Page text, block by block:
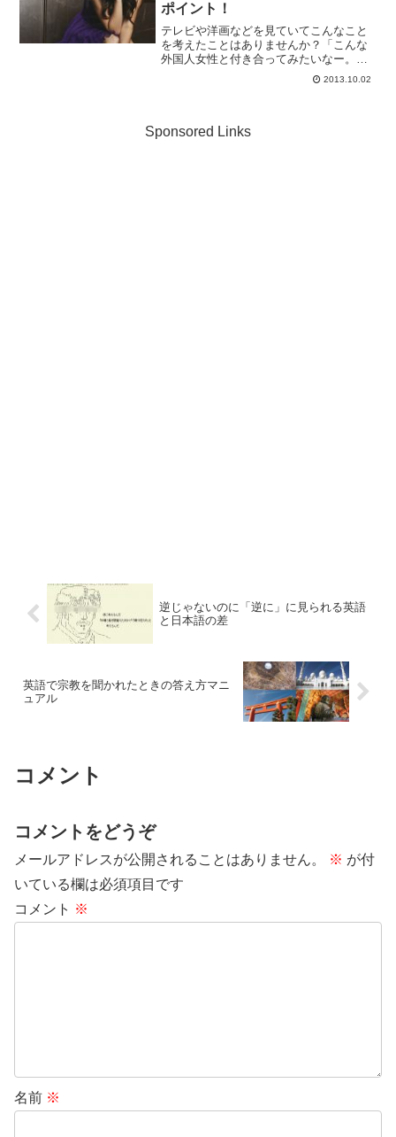
ポイント！
テレビや洋画などを見ていてこんなこと
を考えたことはありませんか？「こんな
外国人女性と付き合ってみたいなー。」
「でも俺は英語も話せないし出会いもな
いから難しいだろうなー。」なんてもっ
2013.10.02
Sponsored Links
逆じゃないのに「逆に」に見られる英語
と日本語の差
英語で宗教を聞かれたときの答え方マニ
ュアル
コメント
コメントをどうぞ
メールアドレスが公開されることはありません。 ※ が付
いている欄は必須項目です
コメント ※
名前 ※